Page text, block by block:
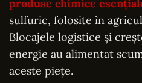
produse chimice
sulfuric, folosite în
Blocajele logistice și
energie au alimentat
aceste piețe.